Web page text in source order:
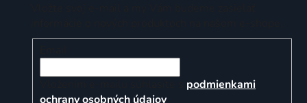
podmienkami
ochrany osobných údajov